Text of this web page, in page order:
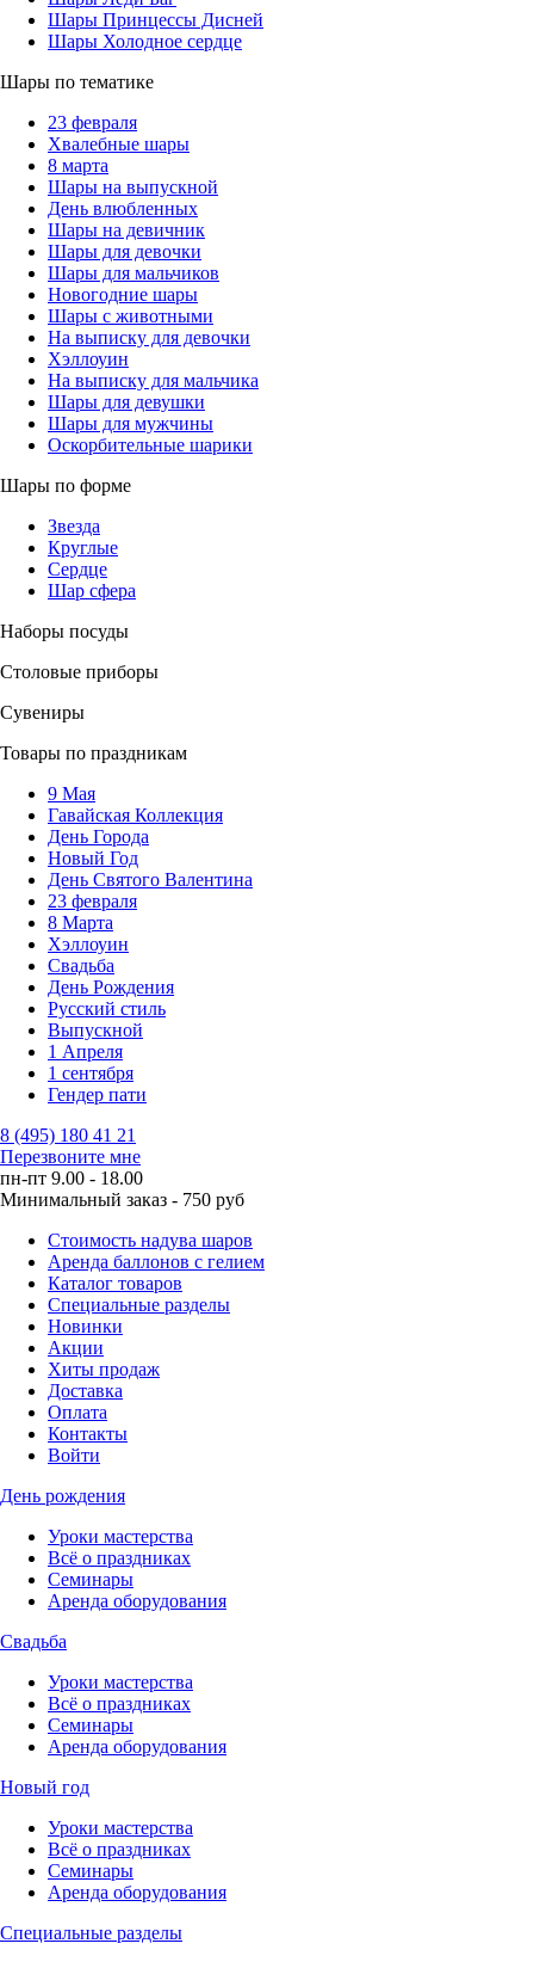
Шары Принцессы Дисней
Шары Холодное сердце
Шары по тематике
23 февраля
Хвалебные шары
8 марта
Шары на выпускной
День влюбленных
Шары на девичник
Шары для девочки
Шары для мальчиков
Новогодние шары
Шары с животными
На выписку для девочки
Хэллоуин
На выписку для мальчика
Шары для девушки
Шары для мужчины
Оскорбительные шарики
Шары по форме
Звезда
Круглые
Сердце
Шар сфера
Наборы посуды
Столовые приборы
Сувениры
Товары по праздникам
9 Мая
Гавайская Коллекция
День Города
Новый Год
День Святого Валентина
23 февраля
8 Марта
Хэллоуин
Свадьба
День Рождения
Русский стиль
Выпускной
1 Апреля
1 сентября
Гендер пати
8 (495) 180 41 21
Перезвоните мне
пн-пт 9.00 - 18.00
Минимальный заказ - 750 руб
Стоимость надува шаров
Аренда баллонов с гелием
Каталог товаров
Специальные разделы
Новинки
Акции
Хиты продаж
Доставка
Оплата
Контакты
Войти
День рождения
Уроки мастерства
Всё о праздниках
Семинары
Аренда оборудования
Свадьба
Уроки мастерства
Всё о праздниках
Семинары
Аренда оборудования
Новый год
Уроки мастерства
Всё о праздниках
Семинары
Аренда оборудования
Специальные разделы